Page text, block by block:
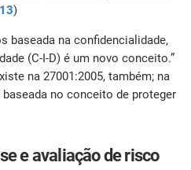
)
baseada na confidencialidade,
(C-I-D) é um novo conceito.”
na 27001:2005, também; na
no conceito de proteger
e avaliação de risco